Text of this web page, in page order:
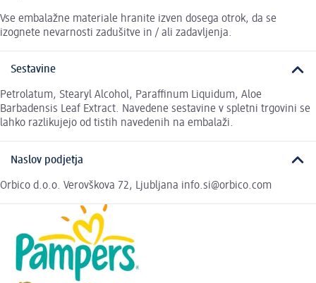
Vse embalažne materiale hranite izven dosega otrok, da se
izognete nevarnosti zadušitve in / ali zadavljenja.
Sestavine
Petrolatum, Stearyl Alcohol, Paraffinum Liquidum, Aloe
Barbadensis Leaf Extract. Navedene sestavine v spletni trgovini se
lahko razlikujejo od tistih navedenih na embalaži.
Naslov podjetja
Orbico d.o.o. Verovškova 72, Ljubljana info.si@orbico.com